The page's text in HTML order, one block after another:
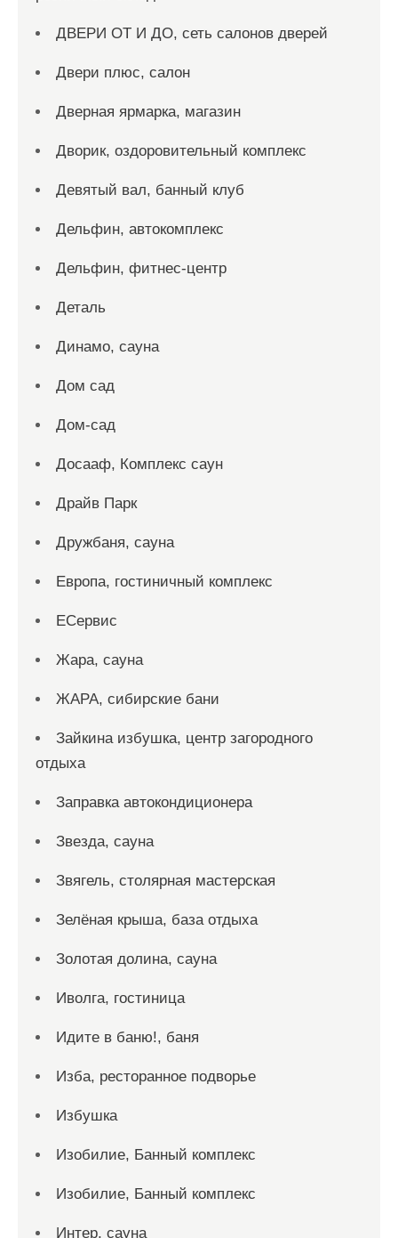
ДВЕРИ ОТ И ДО, сеть салонов дверей
Двери плюс, салон
Дверная ярмарка, магазин
Дворик, оздоровительный комплекс
Девятый вал, банный клуб
Дельфин, автокомплекс
Дельфин, фитнес-центр
Деталь
Динамо, сауна
Дом сад
Дом-сад
Досааф, Комплекс саун
Драйв Парк
Дружбаня, сауна
Европа, гостиничный комплекс
ЕСервис
Жара, сауна
ЖАРА, сибирские бани
Зайкина избушка, центр загородного
отдыха
Заправка автокондиционера
Звезда, сауна
Звягель, столярная мастерская
Зелёная крыша, база отдыха
Золотая долина, сауна
Иволга, гостиница
Идите в баню!, баня
Изба, ресторанное подворье
Избушка
Изобилие, Банный комплекс
Изобилие, Банный комплекс
Интер, сауна